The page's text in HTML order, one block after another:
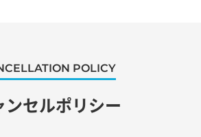
POLICY
ンセルポリシー